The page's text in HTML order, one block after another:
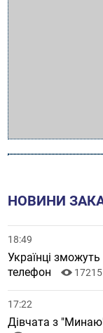
НОВИНИ
18:49
Українці
телефон
17215
17:22
Дівчата з